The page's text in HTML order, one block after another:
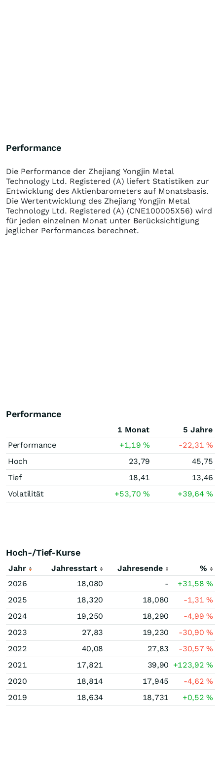
Performance
Die Performance der Zhejiang Yongjin Metal
Technology Ltd. Registered (A) liefert Statistiken zur
Entwicklung des Aktienbarometers auf Monatsbasis.
Die Wertentwicklung des Zhejiang Yongjin Metal
Technology Ltd. Registered (A) (CNE100005X56) wird
für jeden einzelnen Monat unter Berücksichtigung
jeglicher Performances berechnet.
Performance
1 Monat
5 Jahre
Performance
+1,19% -22,31%
Hoch
23,79
45,75
Tief
18,41
13,46
Volatilität
+53,70% +39,64%
Hoch-/Tief-Kurse
Jahr Jahresstart Jahresende
%
2026
18,080 - +31,58%
2025
18,320 18,080 -1,31%
2024
19,250 18,290 -4,99%
2023
27,83 19,230 -30,90%
2022
40,08 27,83 -30,57%
2021
17,821 39,90 +123,92%
2020
18,814 17,945 -4,62%
2019
18,634 18,731 +0,52%